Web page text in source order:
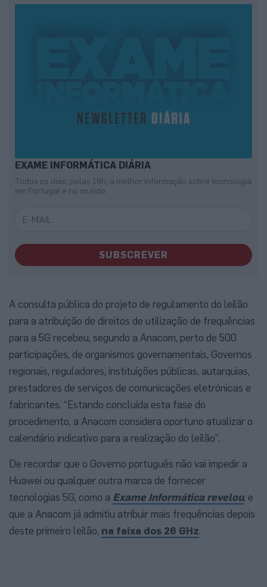
EXAME INFORMÁTICA DIÁRIA
Todos os dias, pelas 18h, a melhor informação sobre tecnologia
em Portugal e no mundo
SUBSCREVER
A consulta pública do projeto de regulamento do leilão
para a atribuição de direitos de utilização de frequências
para a 5G recebeu, segundo a Anacom, perto de 500
participações, de organismos governamentais, Governos
regionais, reguladores, instituições públicas, autarquias,
prestadores de serviços de comunicações eletrónicas e
fabricantes. “Estando concluída esta fase do
procedimento, a Anacom considera oportuno atualizar o
calendário indicativo para a realização do leilão”.
De recordar que o Governo português não vai impedir a
Huawei ou qualquer outra marca de fornecer
tecnologias 5G, como a Exame Informática revelou, e
que a Anacom já admitiu atribuir mais frequências depois
deste primeiro leilão, na faixa dos 26 GHz.